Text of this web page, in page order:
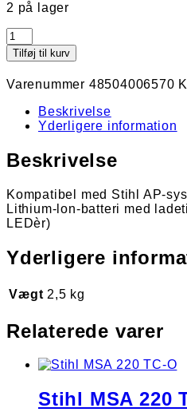
2 på lager
Stihl
AP
300
antal
Tilføj til kurv
Varenummer 48504006570
Beskrivelse
Yderligere information
Beskrivelse
Kompatibel med Stihl AP-
Lithium-lon-batteri med
LEDèr)
Yderligere
Vægt 2,5 kg
Relaterede varer
Stihl MSA 220